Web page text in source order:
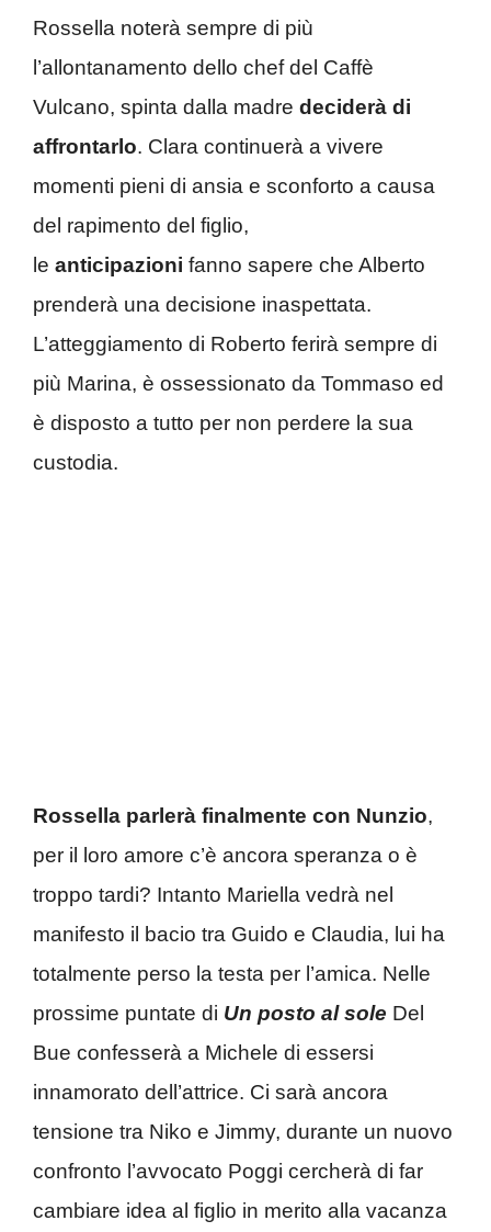
Rossella noterà sempre di più
l’allontanamento dello chef del Caffè
Vulcano, spinta dalla madre deciderà di
affrontarlo. Clara continuerà a vivere
momenti pieni di ansia e sconforto a causa
del rapimento del figlio,
le anticipazioni fanno sapere che Alberto
prenderà una decisione inaspettata.
L’atteggiamento di Roberto ferirà sempre di
più Marina, è ossessionato da Tommaso ed
è disposto a tutto per non perdere la sua
custodia.
Rossella parlerà finalmente con Nunzio,
per il loro amore c’è ancora speranza o è
troppo tardi? Intanto Mariella vedrà nel
manifesto il bacio tra Guido e Claudia, lui ha
totalmente perso la testa per l’amica. Nelle
prossime puntate di Un posto al sole Del
Bue confesserà a Michele di essersi
innamorato dell’attrice. Ci sarà ancora
tensione tra Niko e Jimmy, durante un nuovo
confronto l’avvocato Poggi cercherà di far
cambiare idea al figlio in merito alla vacanza